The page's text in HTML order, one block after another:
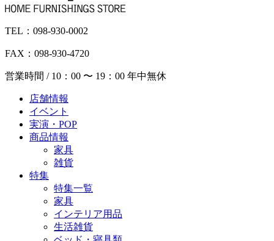
TEL：098-930-0002
FAX：098-930-4720
営業時間 / 10：00 〜 19：00 年中無休
店舗情報
イベント
実演・POP
商品情報
家具
雑貨
特集
特集一覧
家具
インテリア用品
生活雑貨